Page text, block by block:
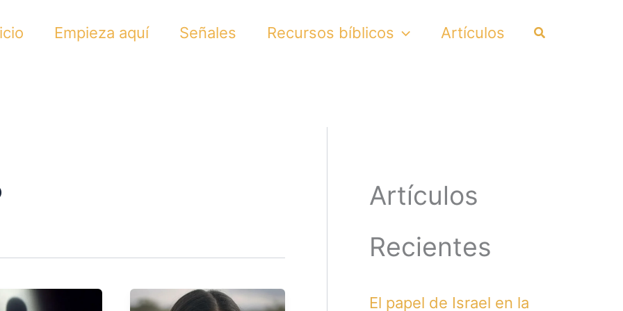
Empieza aquí Señales Recursos bíblicos Artículos Search
Artículos
Recientes
El papel de Israel en la